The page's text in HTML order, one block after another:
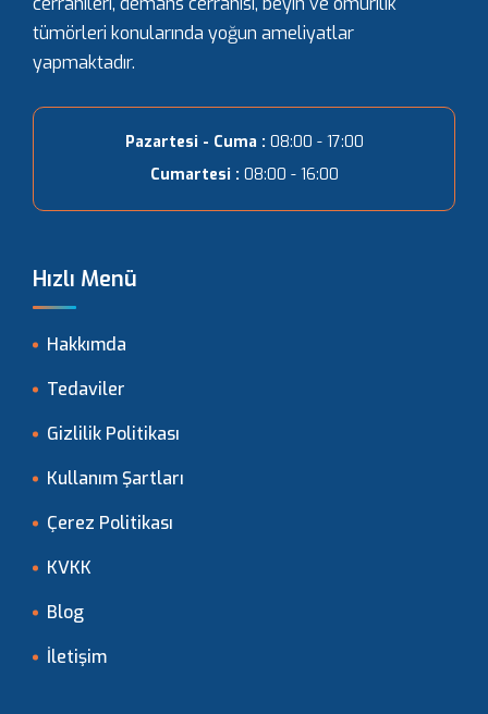
tümörleri konularında yoğun ameliyatlar
yapmaktadır.
Pazartesi - Cuma : 08:00 - 17:00
Cumartesi : 08:00 - 16:00
Hızlı Menü
Hakkımda
Tedaviler
Gizlilik Politikası
Kullanım Şartları
Çerez Politikası
KVKK
Blog
İletişim